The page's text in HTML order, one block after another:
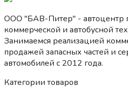
ООО "БАВ-Питер" - автоцентр
коммерческой и автобусной
Занимаемся реализацией
продажей запасных частей и
автомобилей c 2012 года.
Категории товаров